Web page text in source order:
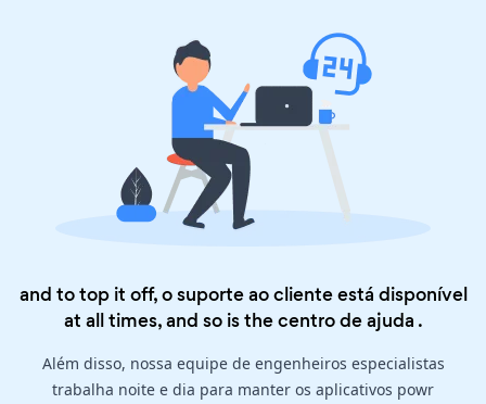
and to top it off, o suporte ao cliente está disponível
at all times, and so is thecentro de ajuda .
Além disso, nossa equipe de engenheiros especialistas
trabalha noite e dia para manter os aplicativos powr